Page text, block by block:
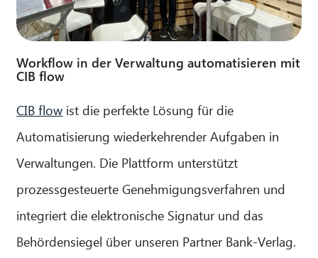
Workflow in der Verwaltung automatisieren mit
CIB flow
CIB flow ist die perfekte Lösung für die
Automatisierung wiederkehrender Aufgaben in
Verwaltungen. Die Plattform unterstützt
prozessgesteuerte Genehmigungsverfahren und
integriert die elektronische Signatur und das
Behördensiegel über unseren Partner Bank-Verlag.